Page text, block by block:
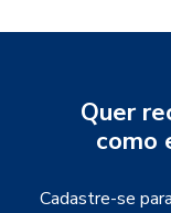
Quer
como
Cadastre-se